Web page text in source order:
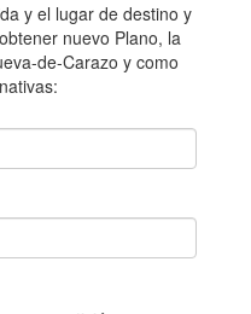
y el lugar de destino y
nuevo Plano, la
de-Carazo y como